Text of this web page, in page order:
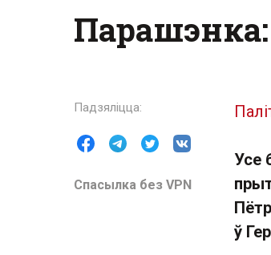
Спасылка без VPN
Усе
ў